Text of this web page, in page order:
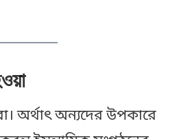
অর্থাৎ অন্যদের উপকারে